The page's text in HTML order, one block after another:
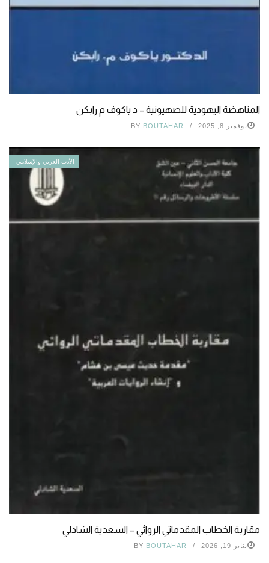
المناهضة اليهودية للصهيونية – د ياكوف م رابكن
نوفمبر 8, 2025 BY BOUTAHAR
الأدب العربي والإسلامي
مقاربة الخطاب المقدماتي الروائي – السعدية الشادلي
يناير 19, 2026 BY BOUTAHAR